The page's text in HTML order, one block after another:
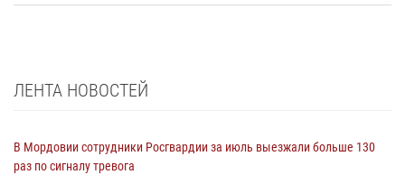
ЛЕНТА НОВОСТЕЙ
В Мордовии сотрудники Росгвардии за июль выезжали больше 130
раз по сигналу тревога